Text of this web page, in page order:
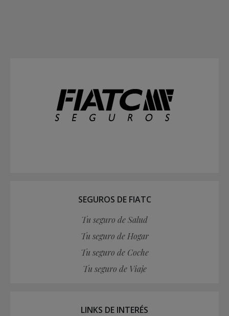
SEGUROS DE FIATC
Tu seguro de Salud
Tu seguro de Hogar
Tu seguro de Coche
Tu seguro de Viaje
LINKS DE INTERÉS